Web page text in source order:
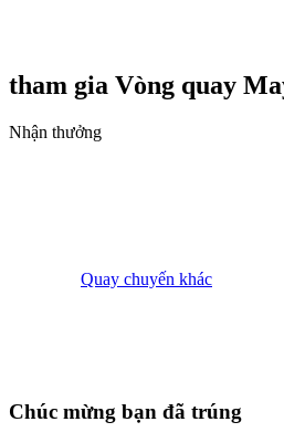
tham gia Vòng quay
Nhận thưởng
Quay chuyến khác
Chúc mừng bạn đã trúng